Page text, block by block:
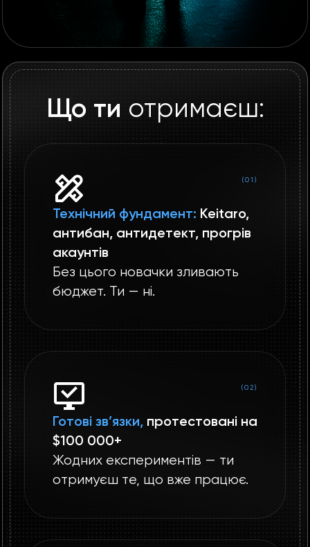
Що ти отримаєш:
(01)
Технічний фундамент: Keitaro,
антибан, антидетект, прогрів
акаунтів
Без цього новачки зливають
бюджет. Ти — ні.
(02)
Готові зв’язки, протестовані на
$100 000+
Жодних експериментів — ти
отримуєш те, що вже працює.